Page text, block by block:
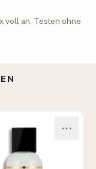
voll an. Testen ohne